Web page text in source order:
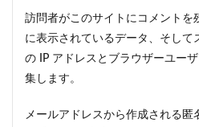
訪問者がこのサイトにコメントを
に表示されているデータ、そして
の IP アドレスとブラウザーユー
集します。
メールアドレスから作成される匿